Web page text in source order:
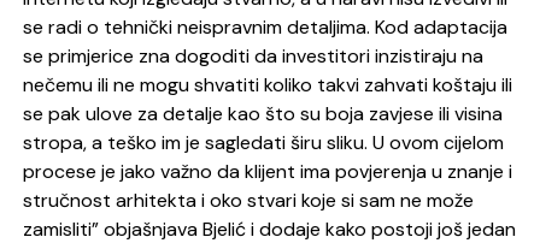
se radi o tehnički neispravnim detaljima. Kod adaptacija
se primjerice zna dogoditi da investitori inzistiraju na
nečemu ili ne mogu shvatiti koliko takvi zahvati koštaju ili
se pak ulove za detalje kao što su boja zavjese ili visina
stropa, a teško im je sagledati širu sliku. U ovom cijelom
procese je jako važno da klijent ima povjerenja u znanje i
stručnost arhitekta i oko stvari koje si sam ne može
zamisliti” objašnjava Bjelić i dodaje kako postoji još jedan